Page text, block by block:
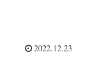
2022.12.23